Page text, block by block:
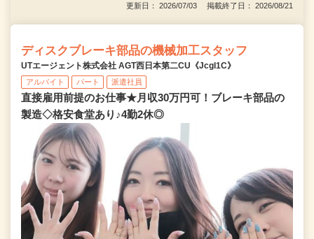
更新日： 2026/07/03 掲載終了日： 2026/08/21
ディスクブレーキ部品の機械加工スタッフ
UTエージェント株式会社 AGT西日本第二CU《Jcgl1C》
アルバイト パート 派遣社員
直接雇用前提のお仕事★月収30万円可！ブレーキ部品の
製造◇格安食堂あり♪4勤2休◎